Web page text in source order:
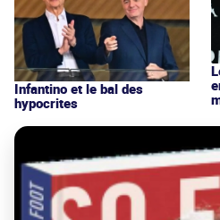
Infantino et le bal des
hypocrites